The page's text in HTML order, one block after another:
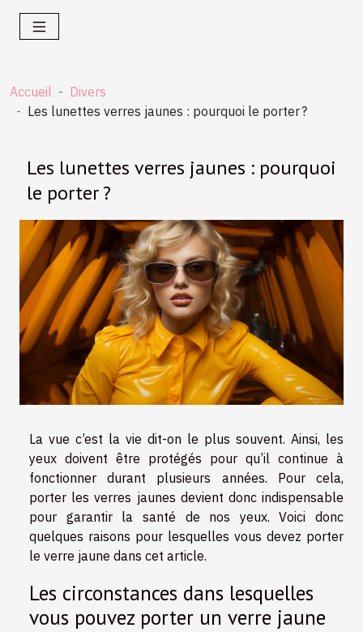
Accueil
Divers
Les lunettes verres jaunes : pourquoi le porter ?
Les lunettes verres jaunes : pourquoi
le porter ?
La vue c’est la vie dit-on le plus souvent. Ainsi, les
yeux doivent être protégés pour qu’il continue à
fonctionner durant plusieurs années. Pour cela,
porter les verres jaunes devient donc indispensable
pour garantir la santé de nos yeux. Voici donc
quelques raisons pour lesquelles vous devez porter
le verre jaune dans cet article.
Les circonstances dans lesquelles
vous pouvez porter un verre jaune